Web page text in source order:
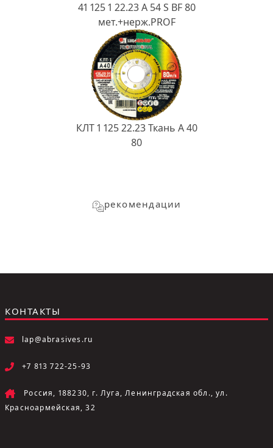
41 125 1 22.23 A 54 S BF 80
мет.+нерж.PROF
КЛТ 1 125 22.23 Ткань A 40
80
рекомендации
КОНТАКТЫ
lap@abrasives.ru
+7 813 722-25-93
Россия, 188230, г. Луга, Ленинградская обл., ул.
Красноармейская, 32